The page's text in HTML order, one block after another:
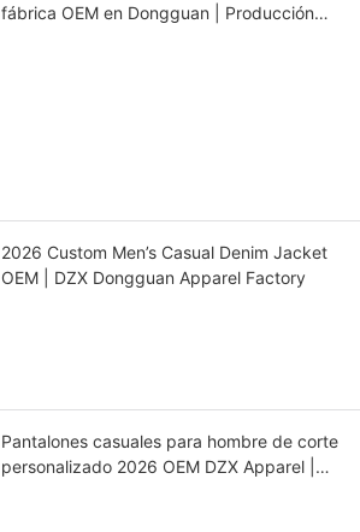
fábrica OEM en Dongguan | Producción
2026 Custom Men’s Casual Denim Jacket
OEM | DZX Dongguan Apparel Factory
Pantalones casuales para hombre de corte
personalizado 2026 OEM DZX Apparel |